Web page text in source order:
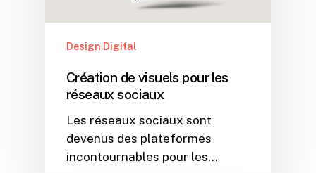
Design Digital
Création de visuels pour les
réseaux sociaux
Les réseaux sociaux sont
devenus des plateformes
incontournables pour les…